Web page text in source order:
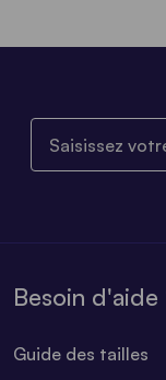
Besoin d'aide
Guide des tailles